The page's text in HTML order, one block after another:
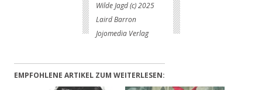
Wilde Jagd (c) 2025
Laird Barron
Jojomedia Verlag
EMPFOHLENE ARTIKEL ZUM WEITERLESEN: